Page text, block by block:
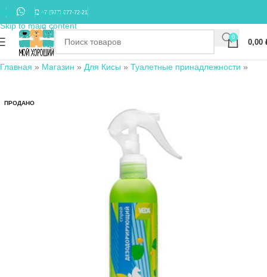
Skip to navigation
Skip to main content
+7 (977) 677-72-21
0
0,00
Главная » Магазин » Для Кисы » Туалетные принадлежности »
ПРОДАНО